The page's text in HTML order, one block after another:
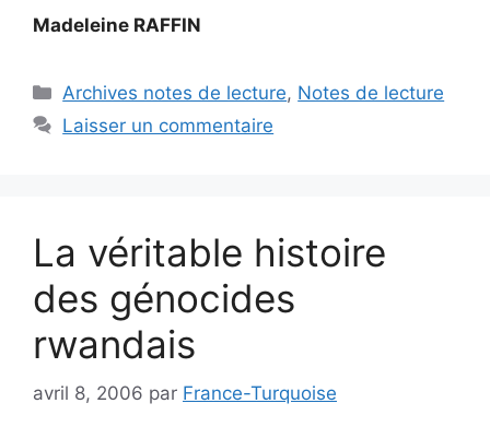
Madeleine RAFFIN
Catégories
Archives notes de lecture, Notes de lecture
Laisser un commentaire
La véritable histoire
des génocides
rwandais
avril 8, 2006 par France-Turquoise